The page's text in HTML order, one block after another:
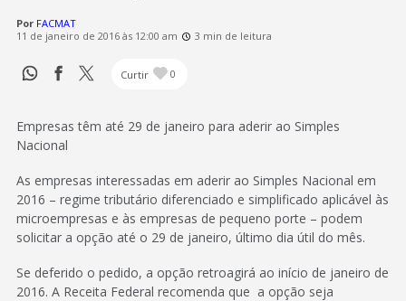
Por FACMAT
11 de janeiro de 2016 às 12:00 am
3 min de leitura
Curtir 0
Empresas têm até 29 de janeiro para aderir ao Simples
Nacional
As empresas interessadas em aderir ao Simples Nacional em
2016 – regime tributário diferenciado e simplificado aplicável às
microempresas e às empresas de pequeno porte – podem
solicitar a opção até o 29 de janeiro, último dia útil do mês.
Se deferido o pedido, a opção retroagirá ao início de janeiro de
2016. A Receita Federal recomenda que a opção seja